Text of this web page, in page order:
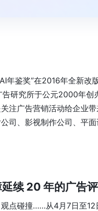
年鉴奖”在2016年全新
研究所于公元2000年
注广告营销活动给企业
司、影视制作公司、平
续 20 年的广告
点碰撞……从4月7日至